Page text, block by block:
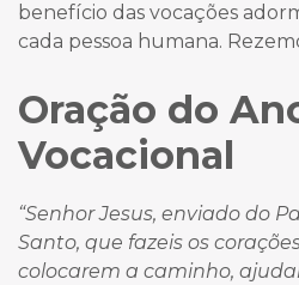
benefício das vocações
cada pessoa humana.
Oração do
Vocacional
“Senhor Jesus, enviado do
Santo, que fazeis os
colocarem a caminho,